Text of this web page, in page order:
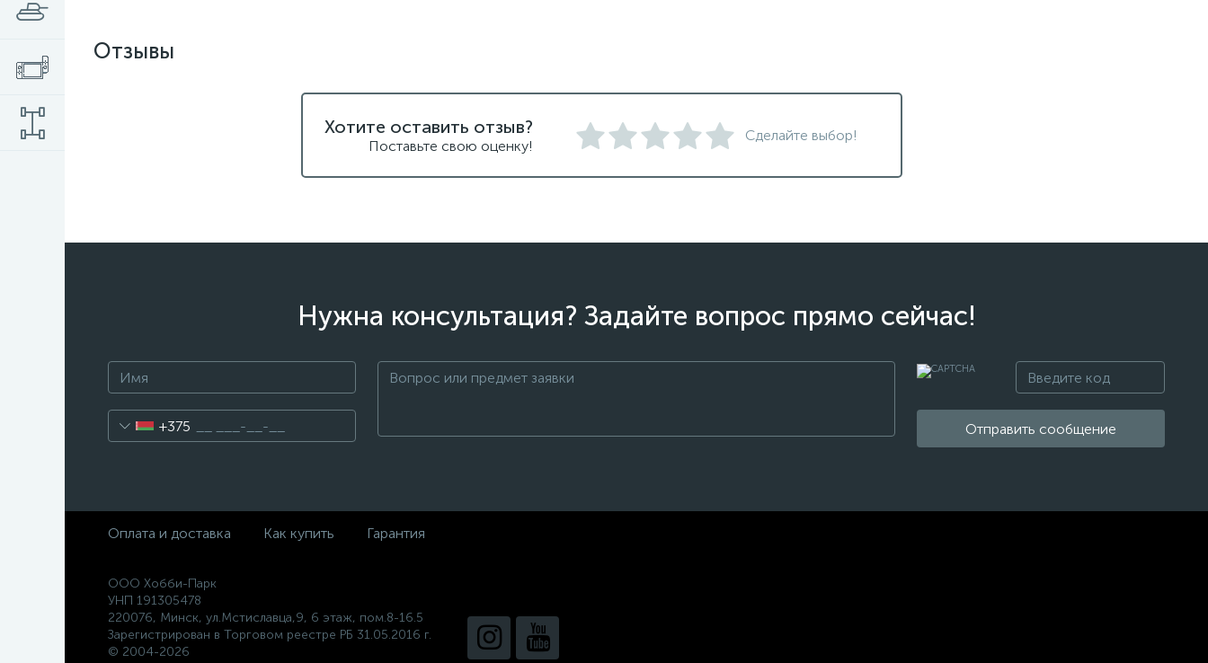
Отзывы
Хотите оставить отзыв?
Поставьте свою оценку!
Сделайте выбор!
Нужна консультация? Задайте вопрос прямо сейчас!
+375 Отправить сообщение
Оплата и доставка Как купить Гарантия
ООО Хобби-Парк
УНП 191305478
220076, Минск, ул.Мстиславца,9, 6 этаж, пом.8-16.5
Зарегистрирован в Торговом реестре РБ 31.05.2016 г.
© 2004-2026